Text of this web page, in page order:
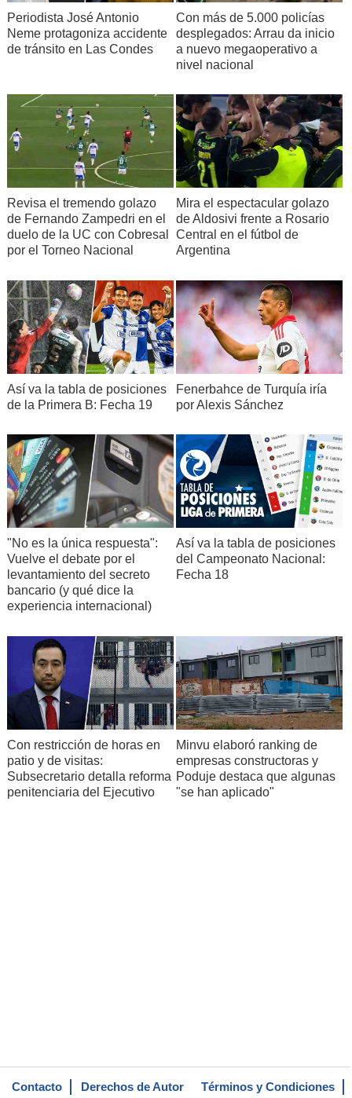
Periodista José Antonio
Neme protagoniza accidente
de tránsito en Las Condes
Con más de 5.000 policías
desplegados: Arrau da inicio
a nuevo megaoperativo a
nivel nacional
Revisa el tremendo golazo
de Fernando Zampedri en el
duelo de la UC con Cobresal
por el Torneo Nacional
Mira el espectacular golazo
de Aldosivi frente a Rosario
Central en el fútbol de
Argentina
Así va la tabla de posiciones
de la Primera B: Fecha 19
Fenerbahce de Turquía iría
por Alexis Sánchez
"No es la única respuesta":
Vuelve el debate por el
levantamiento del secreto
bancario (y qué dice la
experiencia internacional)
Así va la tabla de posiciones
del Campeonato Nacional:
Fecha 18
Con restricción de horas en
patio y de visitas:
Subsecretario detalla reforma
penitenciaria del Ejecutivo
Minvu elaboró ranking de
empresas constructoras y
Poduje destaca que algunas
"se han aplicado"
Contacto Derechos de Autor Términos y Condiciones